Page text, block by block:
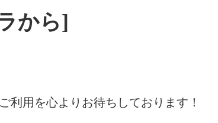
から]
利用を心よりお待ちしております！